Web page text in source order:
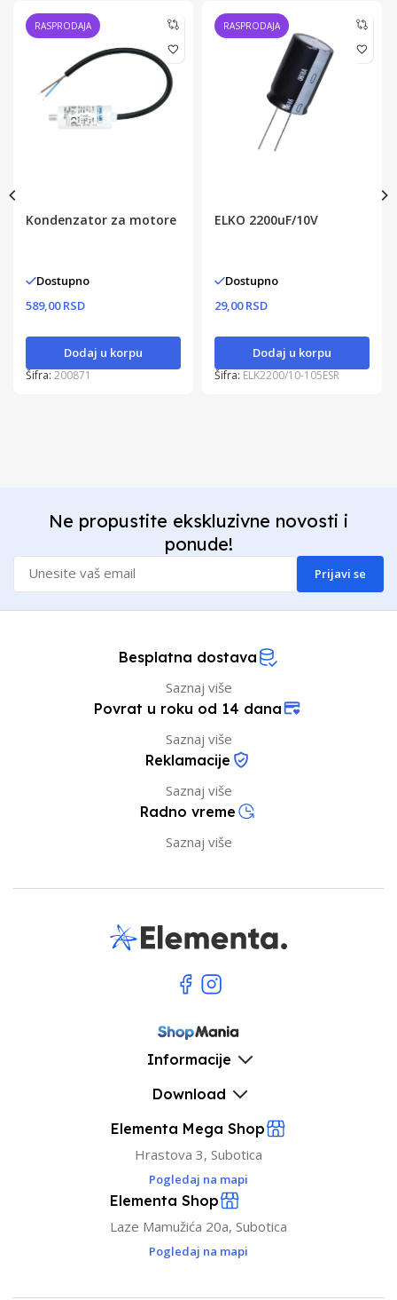
RASPRODAJA
Kondenzator za motore
Dostupno
589,00 RSD
Dodaj u korpu
Šifra:200871
RASPRODAJA
ELKO 2200uF/10V
Dostupno
29,00 RSD
Dodaj u korpu
Šifra: ELK2200/10-105ESR
Ne propustite ekskluzivne novosti i
ponude!
Prijavi se
Besplatna dostava
Saznaj više
Povrat u roku od 14 dana
Saznaj više
Reklamacije
Saznaj više
Radno vreme
Saznaj više
Informacije
Download
Elementa Mega Shop
Hrastova 3, Subotica
Pogledaj na mapi
Elementa Shop
Laze Mamužića 20a, Subotica
Pogledaj na mapi